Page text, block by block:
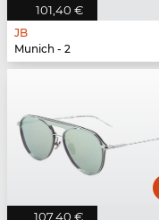
101,40 €
JB
Munich - 2
107,40 €